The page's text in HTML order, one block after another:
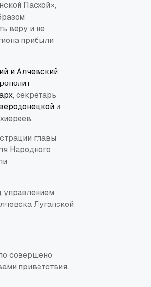
Пасхой»,
веру и не
прибыли
и Алчевский
, секретарь
и
главы
Народного
управлением
Луганской
совершено
приветствия.